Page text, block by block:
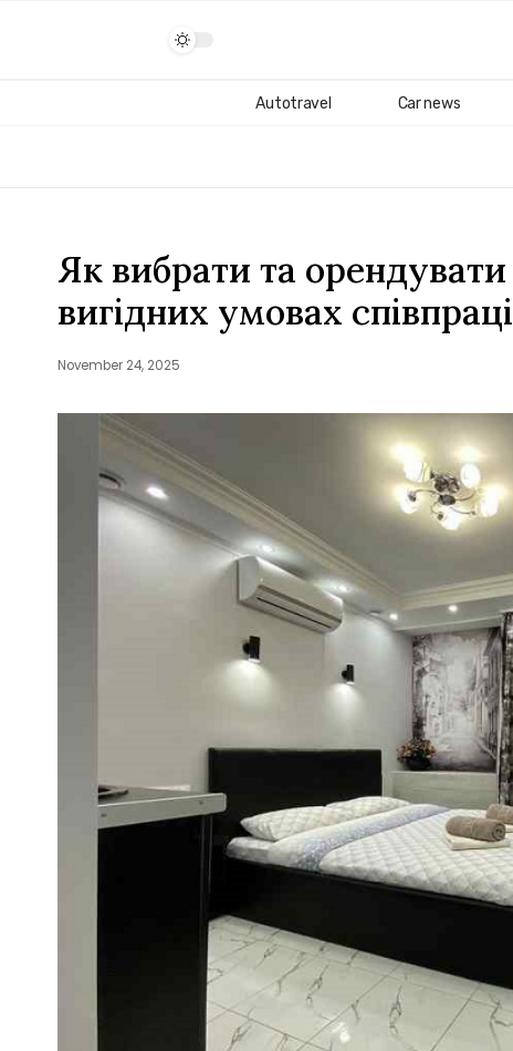
Autotravel Car news
Як вибрати та
вигідних умовах співпраці
November 24, 2025